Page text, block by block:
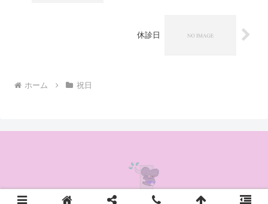
休診日
ホーム 祝日
© 2020 かんの耳鼻咽喉科クリニック.